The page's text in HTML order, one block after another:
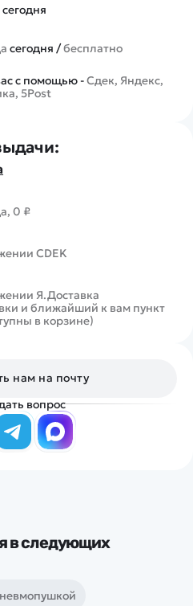
сегодня /бесплатно
с помощью -Сдек, Яндекс,
5Post
0 ₽
CDEK
Я.Доставка
и ближайший к вам пункт
в корзине)
нам на почту
вопрос
в следующих